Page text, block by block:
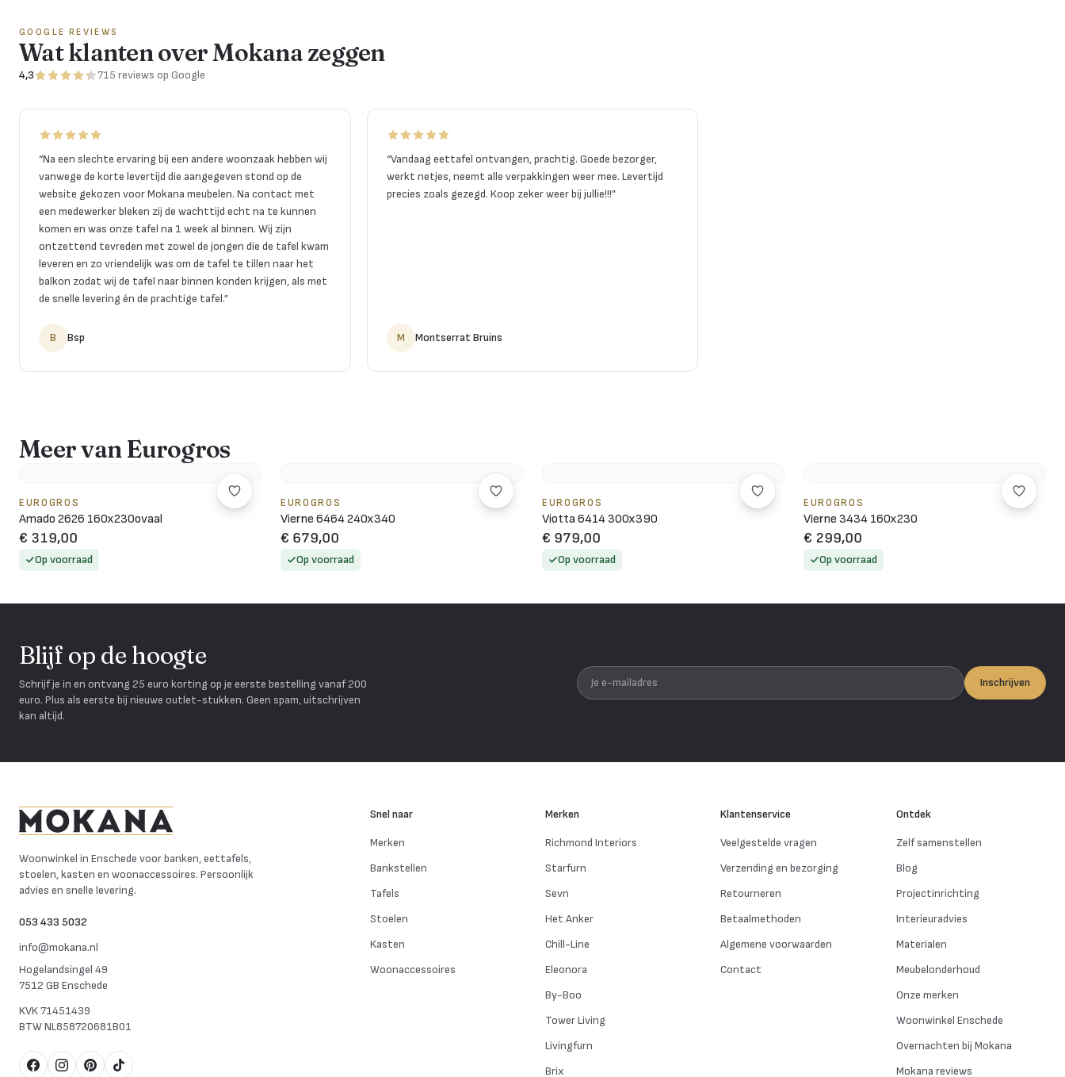
GOOGLE REVIEWS
Wat klanten over Mokana zeggen
4,3 715 reviews op Google
“Na een slechte ervaring bij een andere woonzaak hebben wij
vanwege de korte levertijd die aangegeven stond op de
website gekozen voor Mokana meubelen. Na contact met
een medewerker bleken zij de wachttijd echt na te kunnen
komen en was onze tafel na 1 week al binnen. Wij zijn
ontzettend tevreden met zowel de jongen die de tafel kwam
leveren en zo vriendelijk was om de tafel te tillen naar het
balkon zodat wij de tafel naar binnen konden krijgen, als met
de snelle levering én de prachtige tafel.”
B Bsp
“Vandaag eettafel ontvangen, prachtig. Goede bezorger,
werkt netjes, neemt alle verpakkingen weer mee. Levertijd
precies zoals gezegd. Koop zeker weer bij jullie!!!”
M Montserrat Bruins
Meer van Eurogros
EUROGROS
Amado 2626 160x230ovaal
€ 319,00
Op voorraad
EUROGROS
Vierne 6464 240x340
€ 679,00
Op voorraad
EUROGROS
Viotta 6414 300x390
€ 979,00
Op voorraad
EUROGROS
Vierne 3434 160x230
€ 299,00
Op voorraad
Blijf op de hoogte
Schrijf je in en ontvang 25 euro korting op je eerste bestelling vanaf 200
euro. Plus als eerste bij nieuwe outlet-stukken. Geen spam, uitschrijven
kan altijd.
Je e-mailadres
Inschrijven
Woonwinkel in Enschede voor banken, eettafels,
stoelen, kasten en woonaccessoires. Persoonlijk
advies en snelle levering.
053 433 5032
info@mokana.nl
Hogelandsingel 49
7512 GB Enschede
KVK71451439
BTWNL858720681B01
FacebookInstagram
Pinterest
TikTok
Snel naar
Merken
Bankstellen
Tafels
Stoelen
Kasten
Woonaccessoires
Merken
Richmond Interiors
Starfurn
Sevn
Het Anker
Chill-Line
Eleonora
By-Boo
Tower Living
Livingfurn
Brix
Klantenservice
Veelgestelde vragen
Verzending en bezorging
Retourneren
Betaalmethoden
Algemene voorwaarden
Contact
Ontdek
Zelf samenstellen
Blog
Projectinrichting
Interieuradvies
Materialen
Meubelonderhoud
Onze merken
Woonwinkel Enschede
Overnachten bij Mokana
Mokana reviews